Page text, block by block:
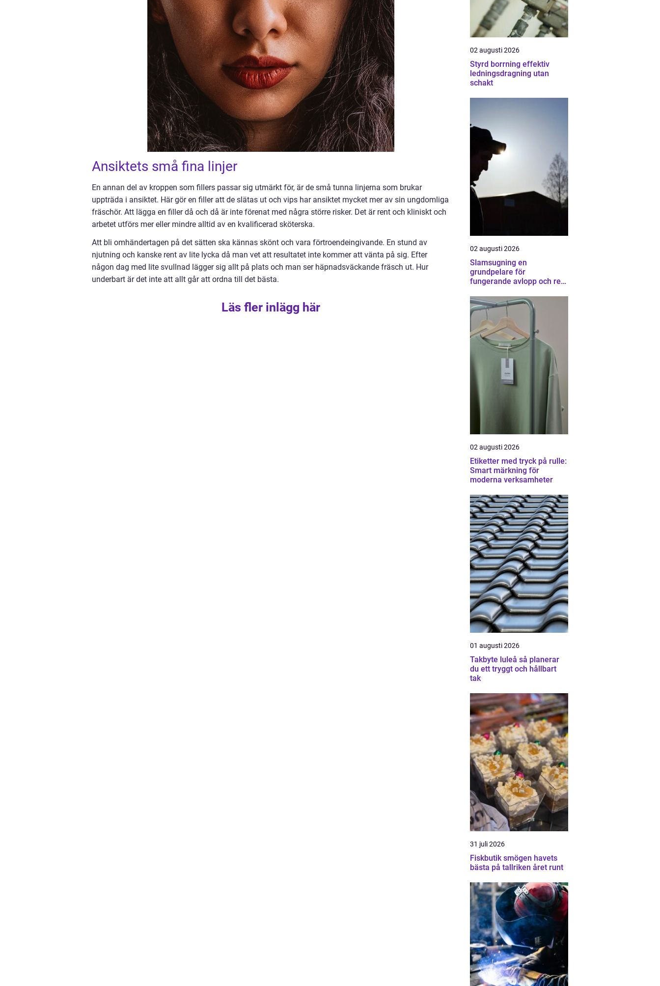
Ansiktets små fina linjer
En annan del av kroppen som fillers passar sig utmärkt för, är de små tunna linjerna som brukar
uppträda i ansiktet. Här gör en filler att de slätas ut och vips har ansiktet mycket mer av sin ungdomliga
fräschör. Att lägga en filler då och då är inte förenat med några större risker. Det är rent och kliniskt och
arbetet utförs mer eller mindre alltid av en kvalificerad sköterska.
Att bli omhändertagen på det sätten ska kännas skönt och vara förtroendeingivande. En stund av
njutning och kanske rent av lite lycka då man vet att resultatet inte kommer att vänta på sig. Efter
någon dag med lite svullnad lägger sig allt på plats och man ser häpnadsväckande fräsch ut. Hur
underbart är det inte att allt går att ordna till det bästa.
Läs fler inlägg här
02 augusti 2026
Styrd borrning effektiv
ledningsdragning utan
schakt
02 augusti 2026
Slamsugning en
grundpelare för
fungerande avlopp och ren
02 augusti 2026
Etiketter med tryck på rulle:
Smart märkning för
moderna verksamheter
01 augusti 2026
Takbyte luleå så planerar
du ett tryggt och hållbart
tak
31 juli 2026
Fiskbutik smögen havets
bästa på tallriken året runt